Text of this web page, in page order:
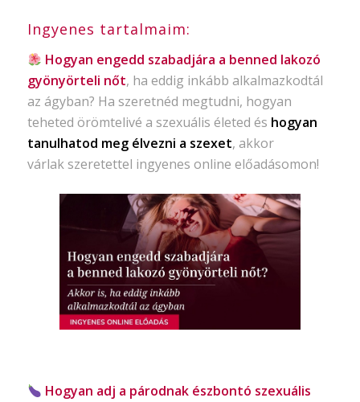
Ingyenes tartalmaim:
Hogyan engedd szabadjára a benned lakozó
gyönyörteli nőt, ha eddig inkább alkalmazkodtál
az ágyban? Ha szeretnéd megtudni, hogyan
teheted örömtelivé a szexuális életed és hogyan
tanulhatod meg élvezni a szexet, akkor
várlak szeretettel ingyenes online előadásomon!
Hogyan adj a párodnak észbontó szexuális